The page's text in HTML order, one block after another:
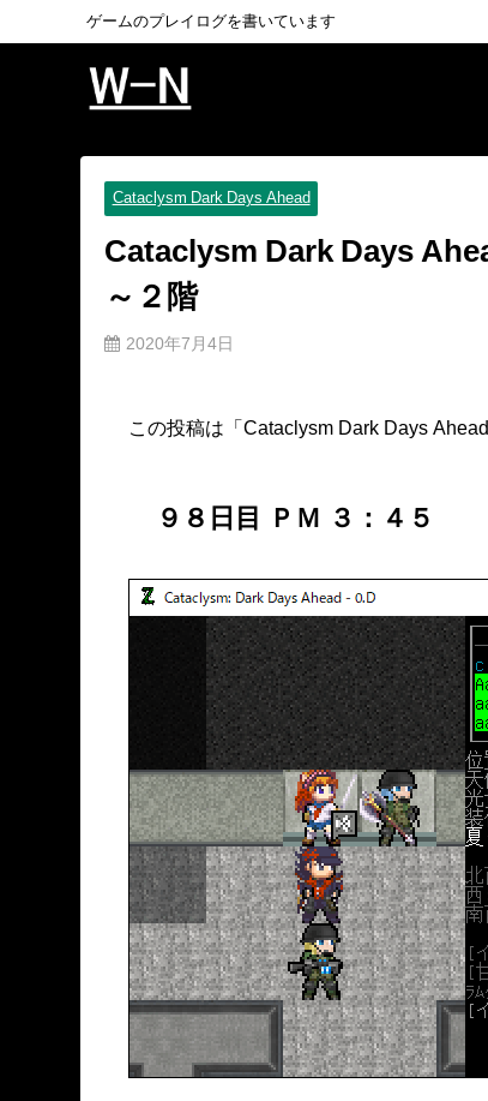
ゲームのプレイログを書いています
Cataclysm Dark Days Ahead
Cataclysm Dark Days
～２階
2020年7月4日
この投稿は「Cataclysm Dark Days
９８日目 ＰＭ ３：４５